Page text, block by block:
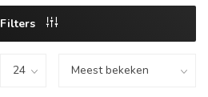
Filters